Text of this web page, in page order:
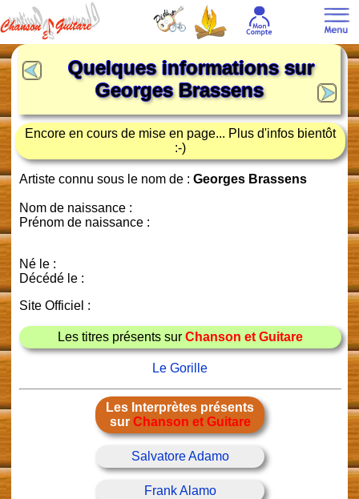
Quelques informations sur
Georges Brassens
Encore en cours de mise en page... Plus d'infos bientôt
:-)
Artiste connu sous le nom de : Georges Brassens
Nom de naissance :
Prénom de naissance :
Né le :
Décédé le :
Site Officiel :
Les titres présents sur Chanson et Guitare
Le Gorille
Les Interprètes présents
sur Chanson et Guitare
Salvatore Adamo
Frank Alamo